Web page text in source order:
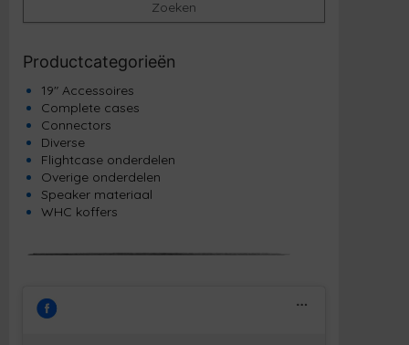
Zoeken
Productcategorieën
19" Accessoires
Complete cases
Connectors
Diverse
Flightcase onderdelen
Overige onderdelen
Speaker materiaal
WHC koffers